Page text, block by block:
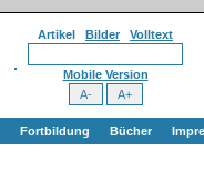
Artikel Bilder Volltext
Mobile Version
Fortbildung Bücher